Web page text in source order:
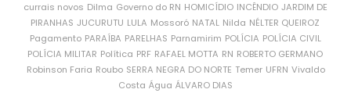
currais novos Dilma Governo do RN HOMICÍDIO INCÊNDIO JARDIM DE
PIRANHAS JUCURUTU LULA Mossoró NATAL Nilda NÉLTER QUEIROZ
Pagamento PARAÍBA PARELHAS Parnamirim POLÍCIA POLÍCIA CIVIL
POLÍCIA MILITAR Política PRF RAFAEL MOTTA RN ROBERTO GERMANO
Robinson Faria Roubo SERRA NEGRA DO NORTE Temer UFRN Vivaldo
Costa Água ÁLVARO DIAS